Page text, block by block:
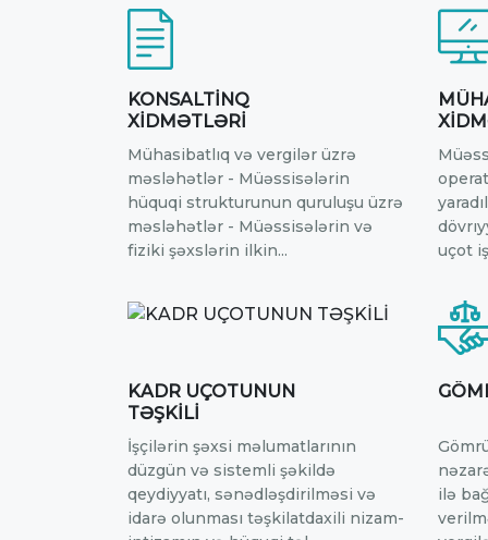
KONSALTİNQ
XİDMƏTLƏRİ
Mühasibatlıq və vergilər üzrə
məsləhətlər - Müəssisələrin
hüquqi strukturunun quruluşu üzrə
məsləhətlər - Müəssisələrin və
fiziki şəxslərin ilkin...
uçot
KADR UÇOTUNUN
TƏŞKİLİ
İşçilərin şəxsi məlumatlarının
düzgün və sistemli şəkildə
qeydiyyatı, sənədləşdirilməsi və
idarə olunması təşkilatdaxili nizam-
ilə